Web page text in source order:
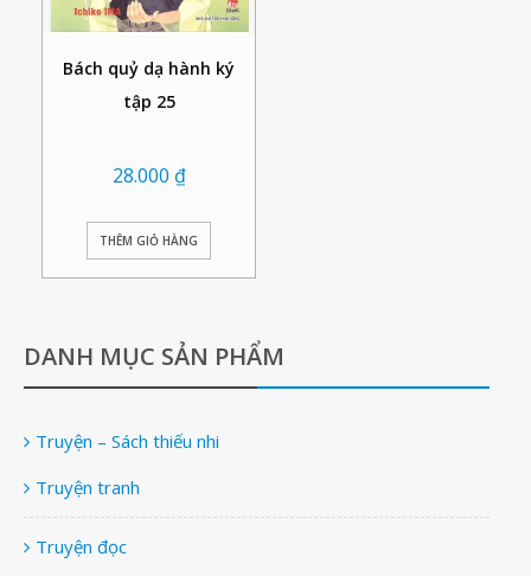
Bách quỷ dạ hành ký
tập 25
28.000 ₫
THÊM GIỎ HÀNG
DANH MỤC SẢN PHẨM
Truyện – Sách thiếu nhi
Truyện tranh
Truyện đọc